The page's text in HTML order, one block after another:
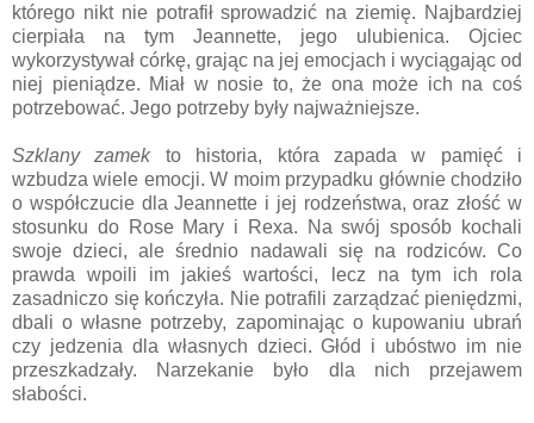
którego nikt nie potrafił sprowadzić na ziemię. Najbardziej
cierpiała na tym Jeannette, jego ulubienica. Ojciec
wykorzystywał córkę, grając na jej emocjach i wyciągając od
niej pieniądze. Miał w nosie to, że ona może ich na coś
potrzebować. Jego potrzeby były najważniejsze.
Szklany zamekto historia, która zapada w pamięć i
wzbudza wiele emocji. W moim przypadku głównie chodziło
o współczucie dla Jeannette i jej rodzeństwa, oraz złość w
stosunku do Rose Mary i Rexa. Na swój sposób kochali
swoje dzieci, ale średnio nadawali się na rodziców. Co
prawda wpoili im jakieś wartości, lecz na tym ich rola
zasadniczo się kończyła. Nie potrafili zarządzać pieniędzmi,
dbali o własne potrzeby, zapominając o kupowaniu ubrań
czy jedzenia dla własnych dzieci. Głód i ubóstwo im nie
przeszkadzały. Narzekanie było dla nich przejawem
słabości.